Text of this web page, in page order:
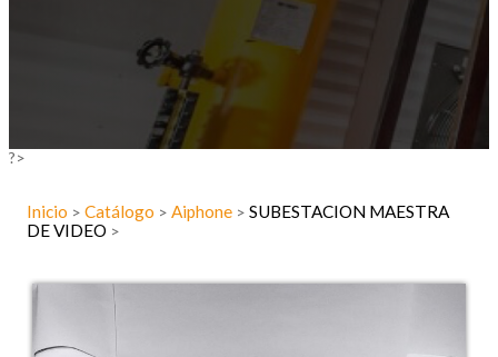
?>
Inicio > Catálogo > Aiphone > SUBESTACION MAESTRA
DE VIDEO >